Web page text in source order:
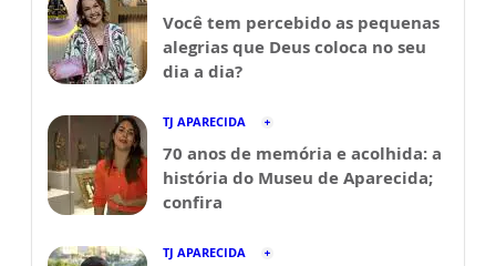
Você tem percebido as pequenas
alegrias que Deus coloca no seu
dia a dia?
TJ APARECIDA
70 anos de memória e acolhida: a
história do Museu de Aparecida;
confira
TJ APARECIDA